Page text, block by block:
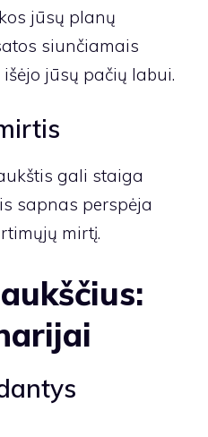
jūsų planų
siunčiamais
jūsų pačių labui.
gali staiga
sapnas perspėja
mirtį.